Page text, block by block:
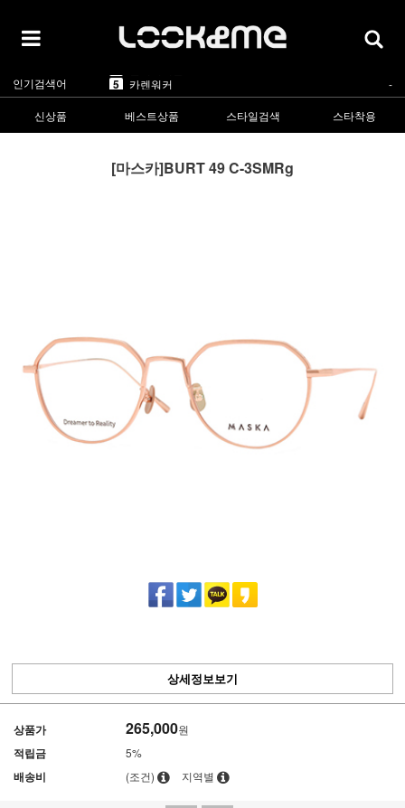
인기검색어
2 마스카 ▲5
린드버그 ▲1
5 카렌워커 -
1 라피스센시블레
▲2
신상품
베스트상품 스타일검색 스타착용
[마스카]BURT 49 C-3SMRg
상세정보보기
상품가 265,000원
적립금 5%
배송비 (조건) 지역별